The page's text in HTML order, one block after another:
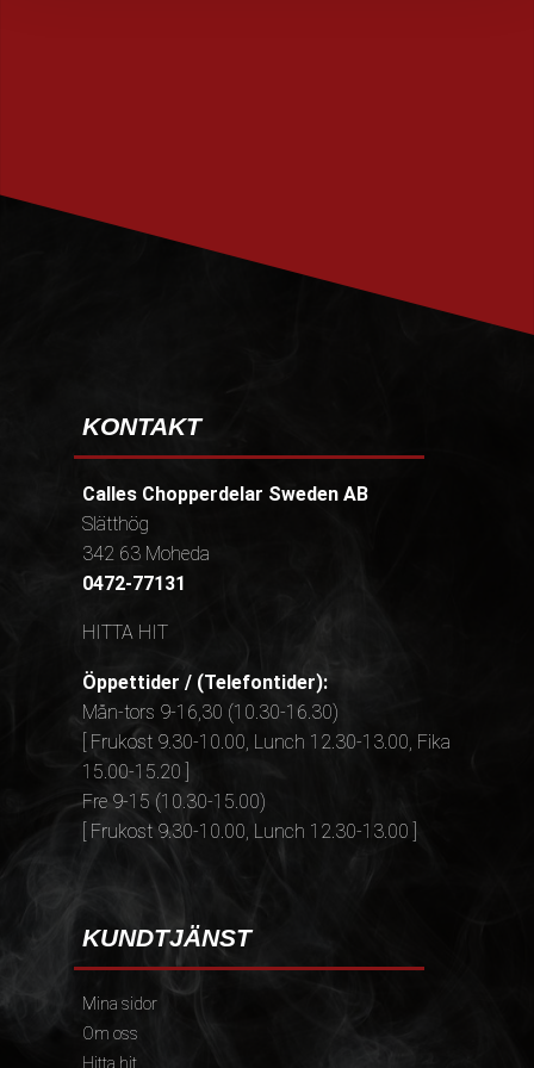
KONTAKT
Calles Chopperdelar Sweden AB
Slätthög
342 63 Moheda
0472-77131
HITTA HIT
Öppettider / (Telefontider):
Mån-tors 9-16,30 (10.30-16.30)
[ Frukost 9.30-10.00, Lunch 12.30-13.00, Fika
15.00-15.20 ]
Fre 9-15 (10.30-15.00)
[ Frukost 9.30-10.00, Lunch 12.30-13.00 ]
KUNDTJÄNST
Mina sidor
Om oss